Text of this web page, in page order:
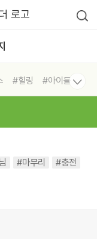
#힐링
#아이들
#마무리
#충전